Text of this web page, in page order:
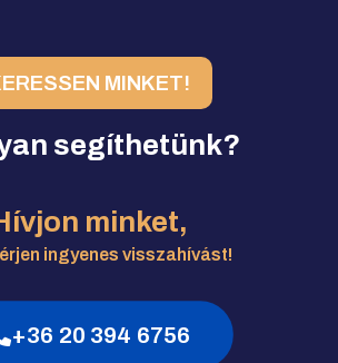
MINKET!
segíthetünk?
minket,
ingyenes visszahívást!
+36 20 394 6756